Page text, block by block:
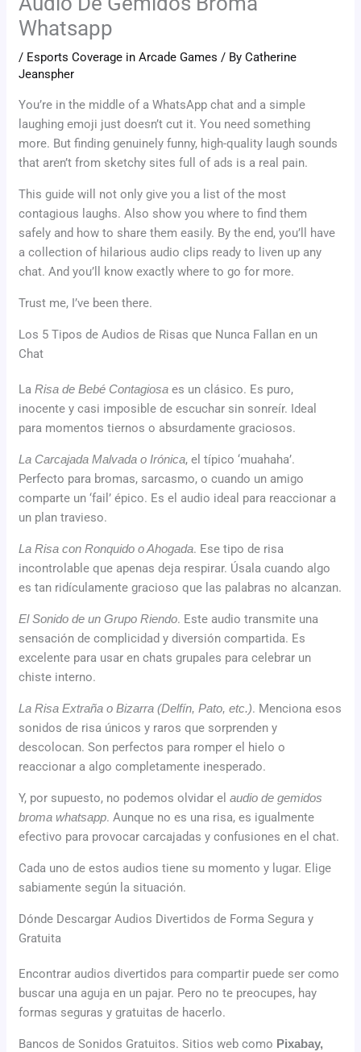
Whatsapp
/ Esports Coverage in Arcade Games / ByCatherine
Jeanspher
You’re in the middle of a WhatsApp chat and a simple
laughing emoji just doesn’t cut it. You need something
more. But finding genuinely funny, high-quality laugh sounds
that aren’t from sketchy sites full of ads is a real pain.
This guide will not only give you a list of the most
contagious laughs. Also show you where to find them
safely and how to share them easily. By the end, you’ll have
a collection of hilarious audio clips ready to liven up any
chat. And you’ll know exactly where to go for more.
Trust me, I’ve been there.
Los 5 Tipos de Audios de Risas que Nunca Fallan en un
Chat
LaRisa de Bebé Contagiosa es un clásico. Es puro,
inocente y casi imposible de escuchar sin sonreír. Ideal
para momentos tiernos o absurdamente graciosos.
La Carcajada Malvada o Irónica, el típico ‘muahaha’.
Perfecto para bromas, sarcasmo, o cuando un amigo
comparte un ‘fail’ épico. Es el audio ideal para reaccionar a
un plan travieso.
La Risa con Ronquido o Ahogada. Ese tipo de risa
incontrolable que apenas deja respirar. Úsala cuando algo
es tan ridículamente gracioso que las palabras no alcanzan.
El Sonido de un Grupo Riendo. Este audio transmite una
sensación de complicidad y diversión compartida. Es
excelente para usar en chats grupales para celebrar un
chiste interno.
La Risa Extraña o Bizarra (Delfín, Pato, etc.). Menciona esos
sonidos de risa únicos y raros que sorprenden y
descolocan. Son perfectos para romper el hielo o
reaccionar a algo completamente inesperado.
Y, por supuesto, no podemos olvidar elaudio de gemidos
broma whatsapp. Aunque no es una risa, es igualmente
efectivo para provocar carcajadas y confusiones en el chat.
Cada uno de estos audios tiene su momento y lugar. Elige
sabiamente según la situación.
Dónde Descargar Audios Divertidos de Forma Segura y
Gratuita
Encontrar audios divertidos para compartir puede ser como
buscar una aguja en un pajar. Pero no te preocupes, hay
formas seguras y gratuitas de hacerlo.
Bancos de Sonidos Gratuitos. Sitios web como Pixabay,